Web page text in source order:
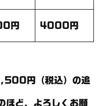
円 4000円
円（税込）の追
ほど、よろしくお願